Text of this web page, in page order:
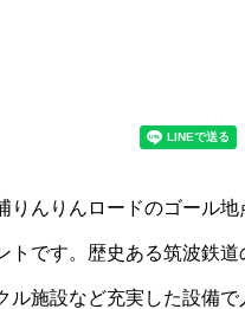
りんりんロードのゴール
トです。歴史ある筑波鉄
ル施設など充実した設備